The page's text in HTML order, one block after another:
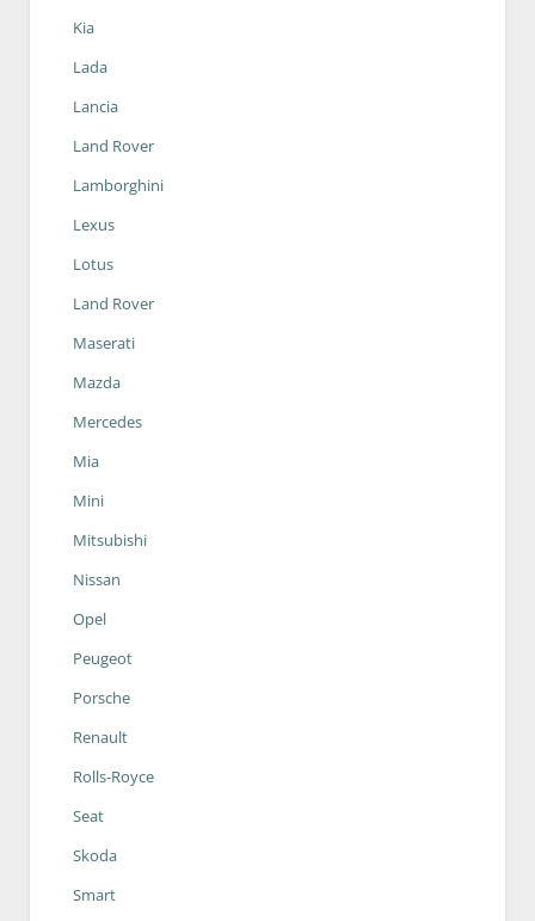
Kia
Lada
Lancia
Land Rover
Lamborghini
Lexus
Lotus
Land Rover
Maserati
Mazda
Mercedes
Mia
Mini
Mitsubishi
Nissan
Opel
Peugeot
Porsche
Renault
Rolls-Royce
Seat
Skoda
Smart